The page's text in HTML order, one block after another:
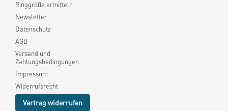
Ringgröße ermitteln
Newsletter
Datenschutz
AGB
Versand und
Zahlungsbedingungen
Impressum
Widerrufsrecht
Vertrag widerrufen